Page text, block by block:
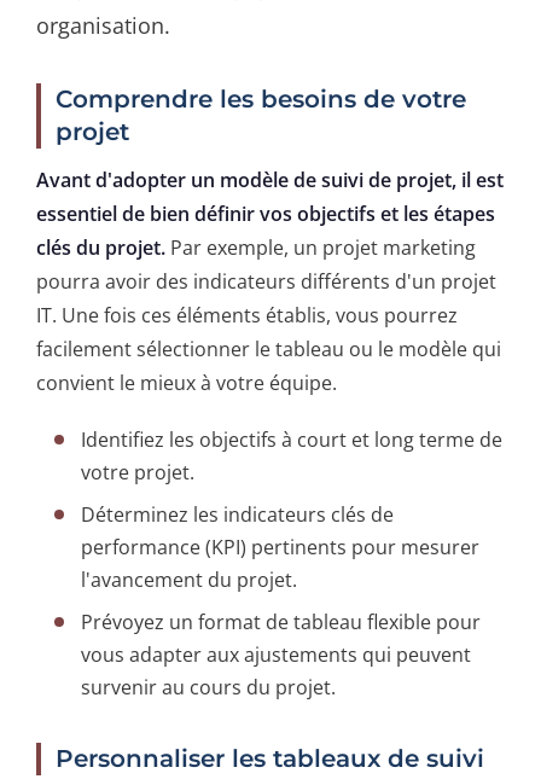
organisation.
Comprendre les besoins de votre
projet
Avant d'adopter un modèle de suivi de projet, il est
essentiel de bien définir vos objectifs et les étapes
clés du projet. Par exemple, un projet marketing
pourra avoir des indicateurs différents d'un projet
IT. Une fois ces éléments établis, vous pourrez
facilement sélectionner le tableau ou le modèle qui
convient le mieux à votre équipe.
Identifiez les objectifs à court et long terme de
votre projet.
Déterminez les indicateurs clés de
performance (KPI) pertinents pour mesurer
l'avancement du projet.
Prévoyez un format de tableau flexible pour
vous adapter aux ajustements qui peuvent
survenir au cours du projet.
Personnaliser les tableaux de suivi